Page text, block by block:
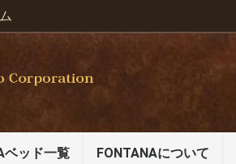
ベッド一覧 FONTANAについて